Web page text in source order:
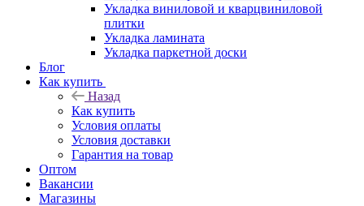
Укладка виниловой и кварцвиниловой
плитки
Укладка ламината
Укладка паркетной доски
Блог
Как купить
Назад
Как купить
Условия оплаты
Условия доставки
Гарантия на товар
Оптом
Вакансии
Магазины